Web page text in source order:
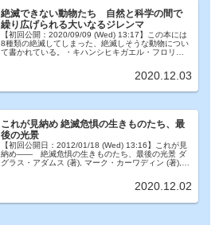
絶滅できない動物たち 自然と科学の間で
繰り広げられる大いなるジレンマ
【初回公開：2020/09/09 (Wed) 13:17】この本には
8種類の絶滅してしまった、絶滅しそうな動物につい
て書かれている。・キハンシヒキガエル・フロリダ
2020.12.03
これが見納め 絶滅危惧の生きものたち、最
後の光景
【初回公開日：2012/01/18 (Wed) 13:16】これが見
納め―― 絶滅危惧の生きものたち、最後の光景 ダ
グラス・アダムス (著), マーク・カーワディン (著),リ
2020.12.02